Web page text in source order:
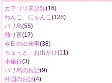
カテゴリ未分類(16)
わんこ、にゃんこ (128)
バリ島(55)
独り言(17)
今日の出来事(38)
ちょっと、お出かけ(11)
小旅行(3)
バリ島のお話(9)
外国のお話(4)